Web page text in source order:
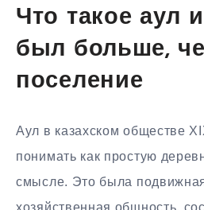
Что такое аул
был больше,
поселение
Аул в казахском обществе
понимать как простую
смысле. Это была
хозяйственная общность,